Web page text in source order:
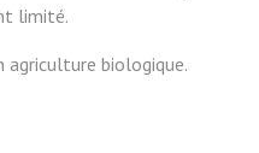
limité.
agriculture biologique.